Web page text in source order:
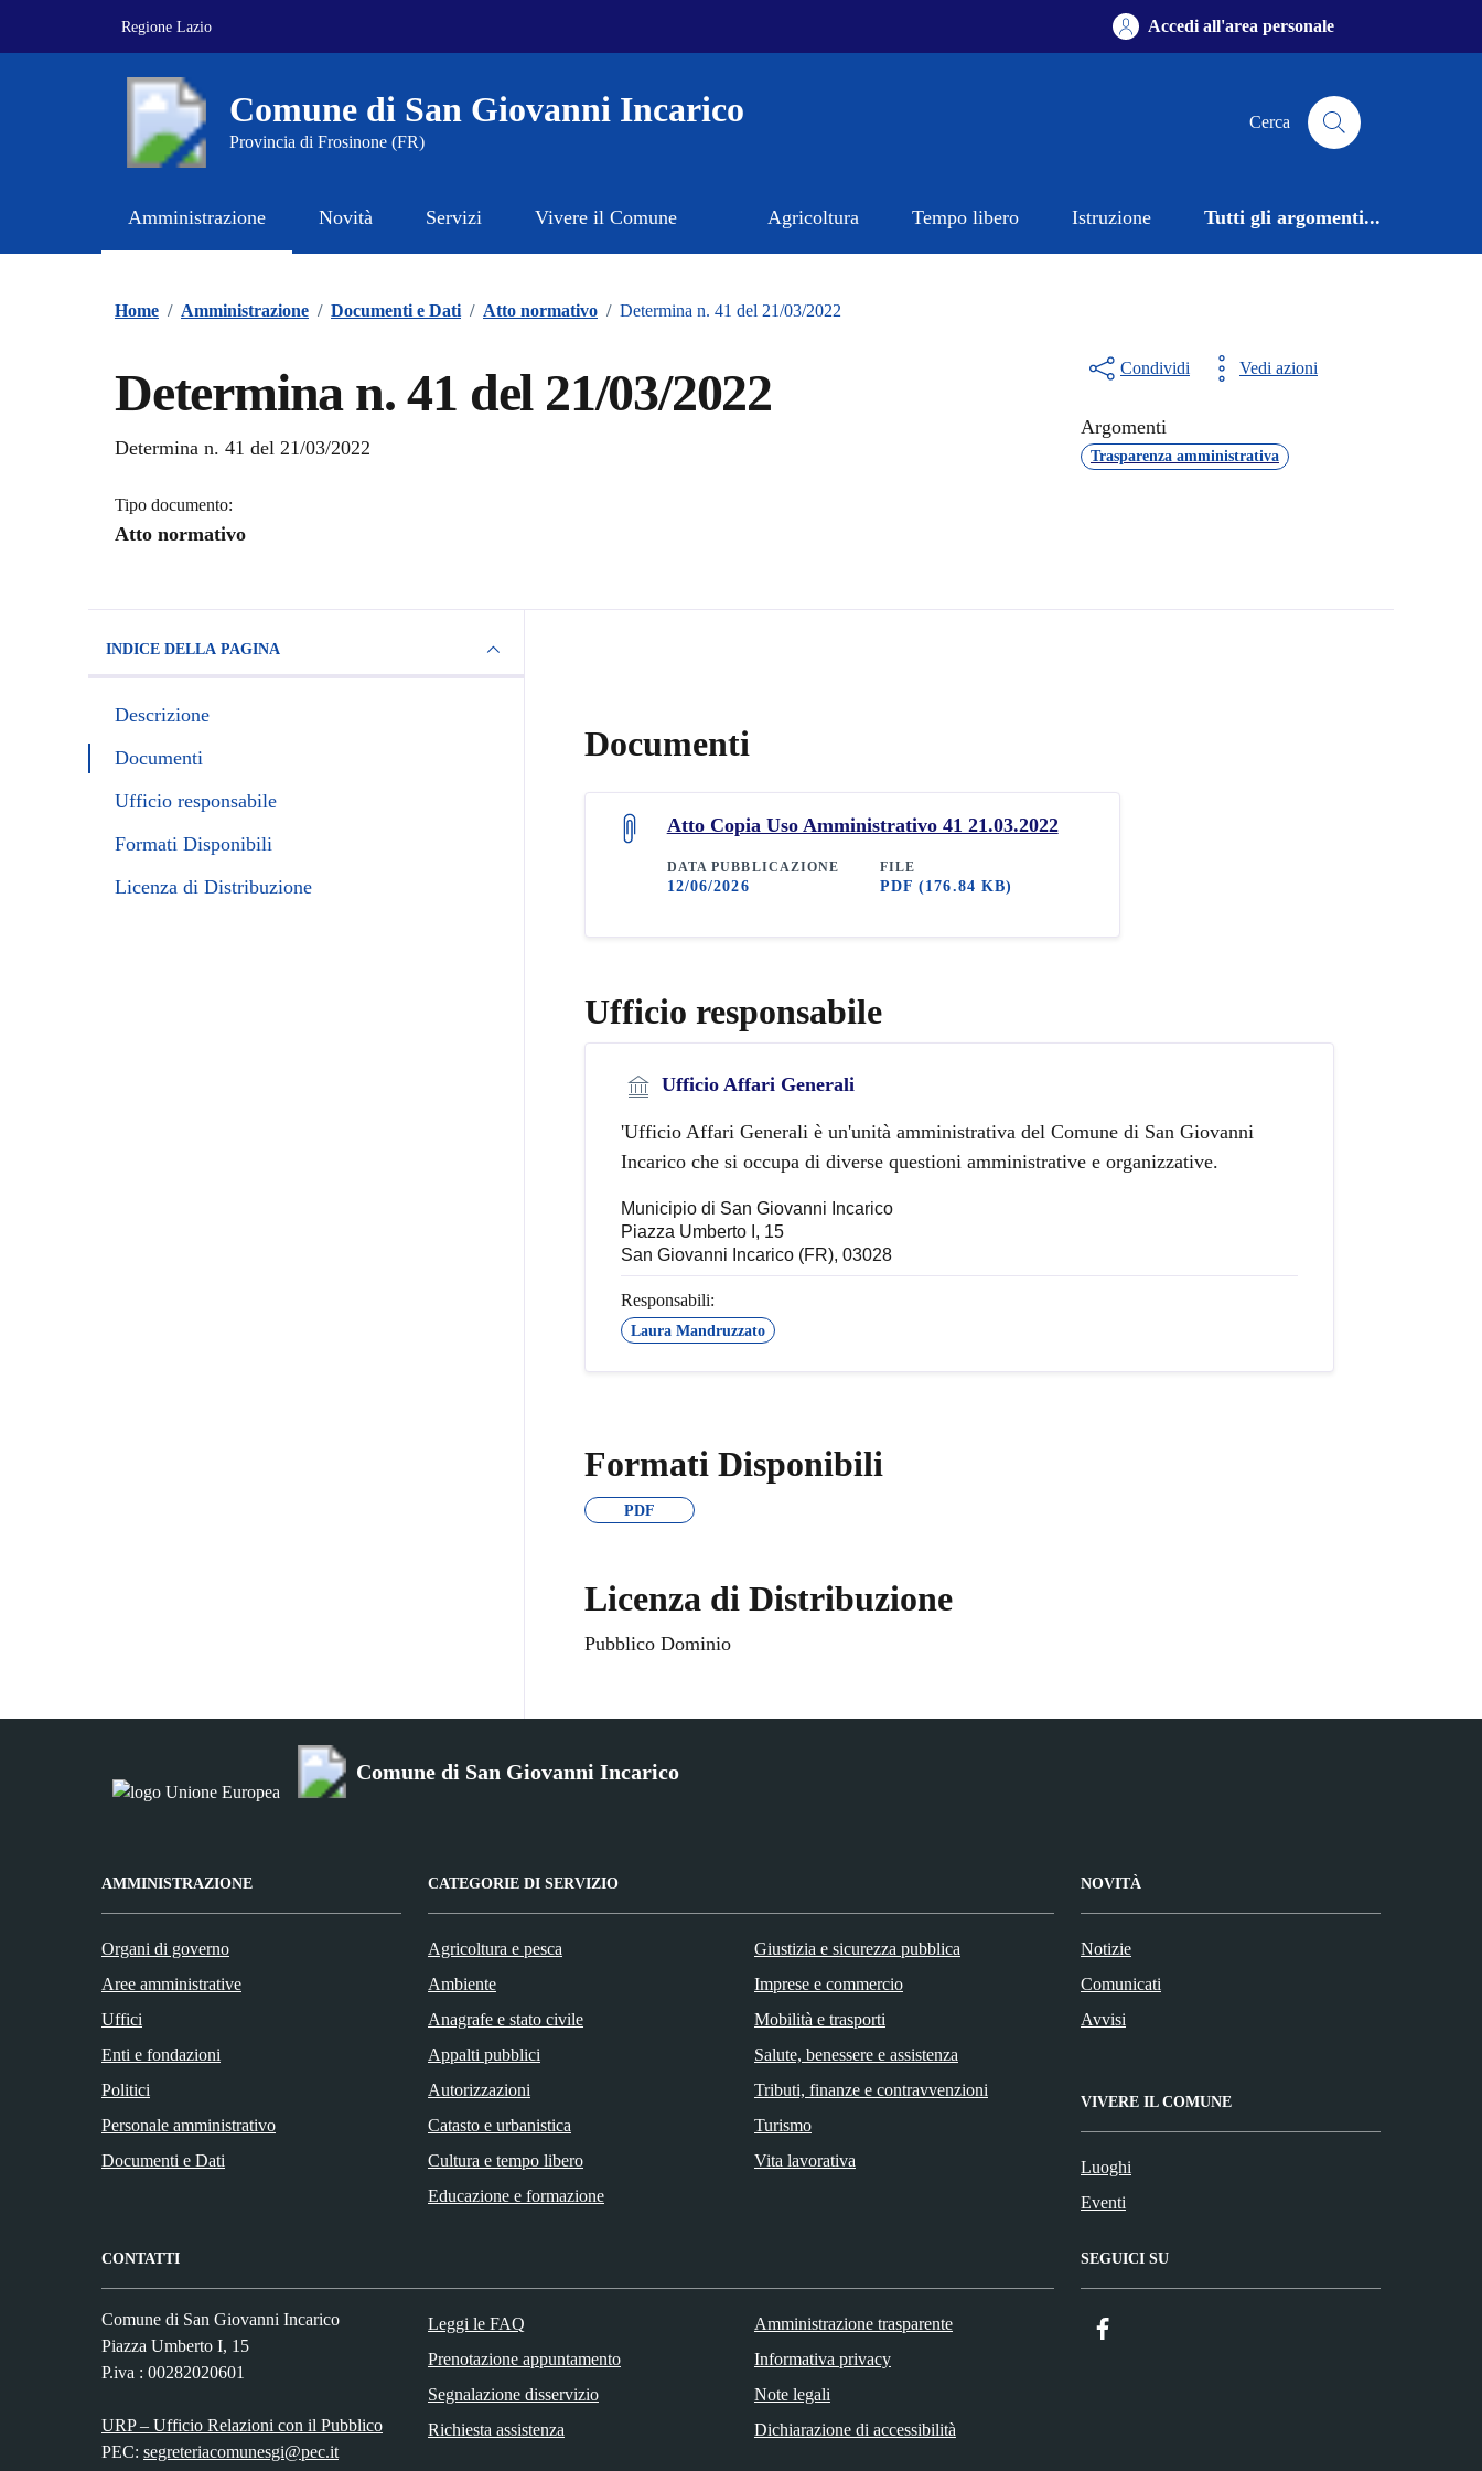
Regione Lazio Accedi all'area personale
Comune di San Giovanni Incarico
Provincia di Frosinone (FR)
Cerca
Amministrazione Novità Servizi Vivere il Comune Agricoltura Tempo libero Istruzione Tutti gli argomenti...
Home / Amministrazione / Documenti e Dati / Atto normativo / Determina n. 41 del 21/03/2022
Determina n. 41 del 21/03/2022
Dettagli del documento
Determina n. 41 del 21/03/2022
Tipo documento:
Atto normativo
Condividi Vedi azioni
Argomenti
Trasparenza amministrativa
INDICE DELLA PAGINA
Descrizione
Documenti
Ufficio responsabile
Formati Disponibili
Licenza di Distribuzione
Documenti
Atto Copia Uso Amministrativo 41 21.03.2022
DATA PUBBLICAZIONE
12/06/2026
FILE
PDF(176.84 KB)
Ufficio responsabile
Ufficio Affari Generali
'Ufficio Affari Generali è un'unità amministrativa del Comune di San Giovanni
Incarico che si occupa di diverse questioni amministrative e organizzative.
Municipio di San Giovanni Incarico
Piazza Umberto I, 15
San Giovanni Incarico (FR), 03028
Responsabili:
Laura Mandruzzato
Formati Disponibili
PDF
Licenza di Distribuzione
Pubblico Dominio
Comune di San Giovanni Incarico
AMMINISTRAZIONE
Organi di governo
Aree amministrative
Uffici
Enti e fondazioni
Politici
Personale amministrativo
Documenti e Dati
CATEGORIE DI SERVIZIO
Agricoltura e pesca
Ambiente
Anagrafe e stato civile
Appalti pubblici
Autorizzazioni
Catasto e urbanistica
Cultura e tempo libero
Educazione e formazione
Giustizia e sicurezza pubblica
Imprese e commercio
Mobilità e trasporti
Salute, benessere e assistenza
Tributi, finanze e contravvenzioni
Turismo
Vita lavorativa
NOVITÀ
Notizie
Comunicati
Avvisi
VIVERE IL COMUNE
Luoghi
Eventi
CONTATTI
Comune di San Giovanni Incarico
Piazza Umberto I, 15
P.iva : 00282020601
URP – Ufficio Relazioni con il Pubblico
PEC: segreteriacomunesgi@pec.it
Leggi le FAQ
Prenotazione appuntamento
Segnalazione disservizio
Richiesta assistenza
Amministrazione trasparente
Informativa privacy
Note legali
Dichiarazione di accessibilità
SEGUICI SU